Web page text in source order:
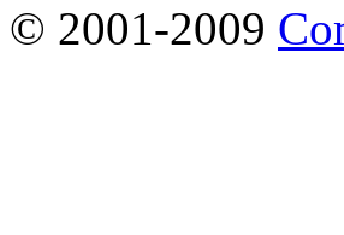
© 2001-2009